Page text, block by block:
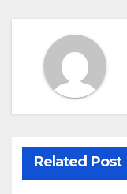
Related Post